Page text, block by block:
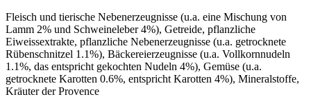
Fleisch und tierische Nebenerzeugnisse (u.a. eine Mischung von
Lamm 2% und Schweineleber 4%), Getreide, pflanzliche
Eiweissextrakte, pflanzliche Nebenerzeugnisse (u.a. getrocknete
Rübenschnitzel 1.1%), Bäckereierzeugnisse (u.a. Vollkornnudeln
1.1%, das entspricht gekochten Nudeln 4%), Gemüse (u.a.
getrocknete Karotten 0.6%, entspricht Karotten 4%), Mineralstoffe,
Kräuter der Provence